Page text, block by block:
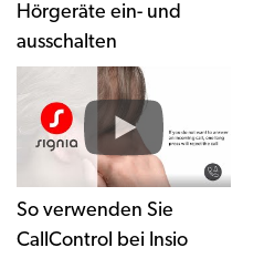
Hörgeräte ein- und
ausschalten
So verwenden Sie
CallControl bei Insio